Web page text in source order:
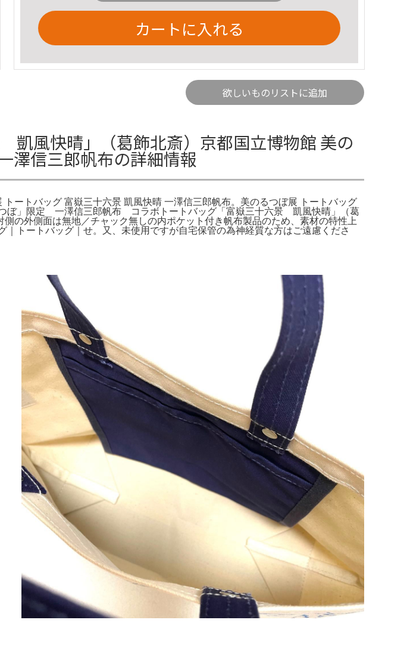
カートに入れる
欲しいものリストに追加
風快晴」（葛飾北斎）京都国立博物館 美の
澤信三郎帆布の詳細情報
ートバッグ 富嶽三十六景 凱風快晴 一澤信三郎帆布。美のるつぼ展 トートバッグ
ぼ」限定 一澤信三郎帆布 コラボトートバッグ「富嶽三十六景 凱風快晴」（葛
の外側面は無地／チャック無しの内ポケット付き帆布製品のため、素材の特性上
トートバッグ｜せ。又、未使用ですが自宅保管の為神経質な方はご遠慮くださ